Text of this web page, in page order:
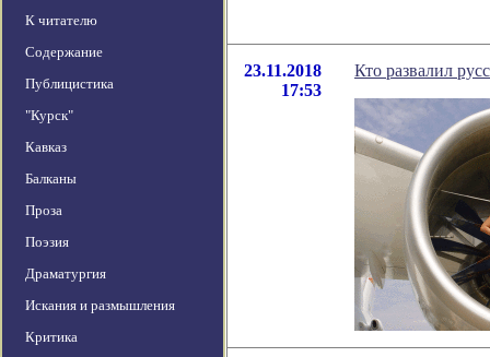
К читателю
Содержание
Публицистика
"Курск"
Кавказ
Балканы
Проза
Поэзия
Драматургия
Искания и размышления
Критика
23.11.2018
17:53
Кто развалил